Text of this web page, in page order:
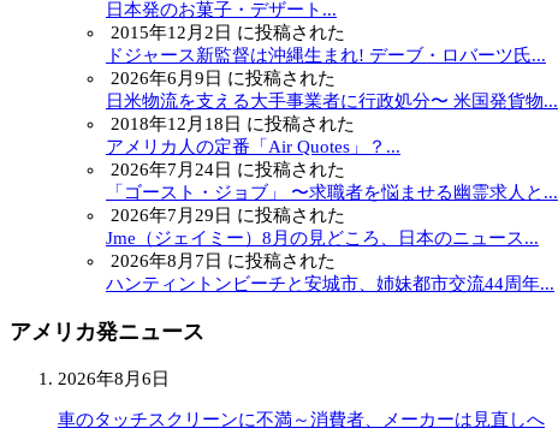
日本発のお菓子・デザート...
2015年12月2日 に投稿された
ドジャース新監督は沖縄生まれ! デーブ・ロバーツ氏...
2026年6月9日 に投稿された
日米物流を支える大手事業者に行政処分〜 米国発貨物...
2018年12月18日 に投稿された
アメリカ人の定番「Air Quotes」？...
2026年7月24日 に投稿された
「ゴースト・ジョブ」 〜求職者を悩ませる幽霊求人と...
2026年7月29日 に投稿された
Jme（ジェイミー）8月の見どころ、日本のニュース...
2026年8月7日 に投稿された
ハンティントンビーチと安城市、姉妹都市交流44周年...
アメリカ発ニュース
2026年8月6日
車のタッチスクリーンに不満～消費者、メーカーは見直しへ